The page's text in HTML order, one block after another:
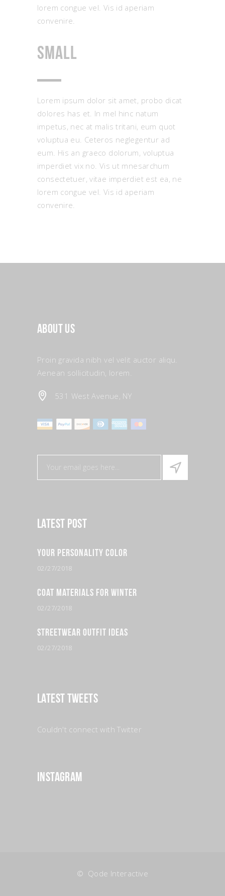
lorem congue vel. Vis id aperiam
convenire.
Small
Lorem ipsum dolor sit amet, probo dicat
dolores has et. In mel hinc natum
impetus, nec at malis tritani, eum quot
voluptua eu. Ceteros neglegentur ad
eum. His an graeco dolorum, voluptua
imperdiet vix no. Vis ut mnesarchum
consectetuer, vitae imperdiet est ea, ne
lorem congue vel. Vis id aperiam
convenire.
About Us
Proin gravida nibh vel velit auctor aliqu.
Aenean sollicitudin, lorem.
531 West Avenue, NY
Latest Post
Your Personality Color
02/27/2018
Coat Materials for Winter
02/27/2018
Streetwear Outfit Ideas
02/27/2018
Latest Tweets
Couldn't connect with Twitter
Instagram
© Qode Interactive